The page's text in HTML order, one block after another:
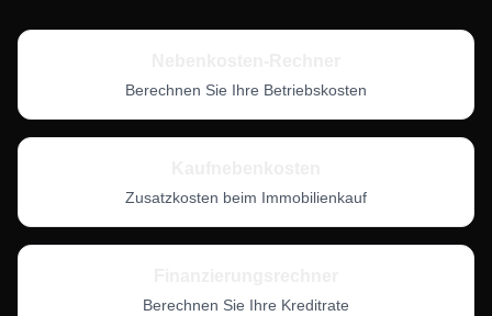
Berechnen Sie Ihre Betriebskosten
Zusatzkosten beim Immobilienkauf
Berechnen Sie Ihre Kreditrate